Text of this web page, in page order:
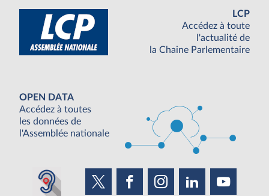
LCP
Accédez à toute
l'actualité de
la Chaine Parlementaire
OPEN DATA
Accédez à toutes
les données de
l'Assemblée nationale